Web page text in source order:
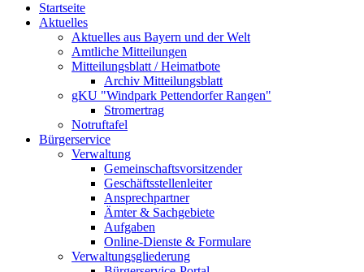
Startseite
Aktuelles
Aktuelles aus Bayern und der Welt
Amtliche Mitteilungen
Mitteilungsblatt / Heimatbote
Archiv Mitteilungsblatt
gKU "Windpark Pettendorfer Rangen"
Stromertrag
Notruftafel
Bürgerservice
Verwaltung
Gemeinschaftsvorsitzender
Geschäftsstellenleiter
Ansprechpartner
Ämter & Sachgebiete
Aufgaben
Online-Dienste & Formulare
Verwaltungsgliederung